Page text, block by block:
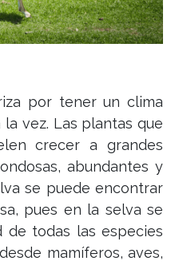
por tener un clima
vez. Las plantas que
crecer a grandes
abundantes y
se puede encontrar
pues en la selva se
de todas las especies
mamíferos, aves,